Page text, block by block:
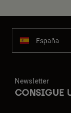
España
Newsletter
CONSIGUE